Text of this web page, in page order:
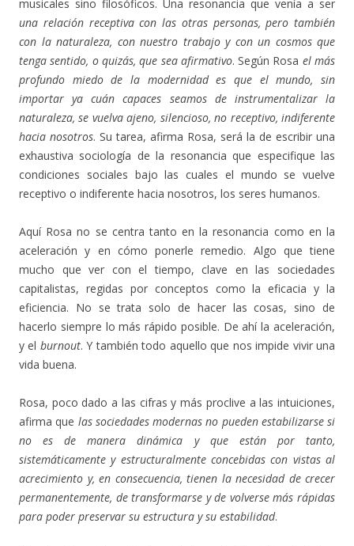
musicales sino filosóficos. Una resonancia que venía a ser
una relación receptiva con las otras personas, pero también
con la naturaleza, con nuestro trabajo y con un cosmos que
tenga sentido, o quizás, que sea afirmativo. Según Rosa el más
profundo miedo de la modernidad es que el mundo, sin
importar ya cuán capaces seamos de instrumentalizar la
naturaleza, se vuelva ajeno, silencioso, no receptivo, indiferente
hacia nosotros. Su tarea, afirma Rosa, será la de escribir una
exhaustiva sociología de la resonancia que especifique las
condiciones sociales bajo las cuales el mundo se vuelve
receptivo o indiferente hacia nosotros, los seres humanos.
Aquí Rosa no se centra tanto en la resonancia como en la
aceleración y en cómo ponerle remedio. Algo que tiene
mucho que ver con el tiempo, clave en las sociedades
capitalistas, regidas por conceptos como la eficacia y la
eficiencia. No se trata solo de hacer las cosas, sino de
hacerlo siempre lo más rápido posible. De ahí la aceleración,
y el burnout. Y también todo aquello que nos impide vivir una
vida buena.
Rosa, poco dado a las cifras y más proclive a las intuiciones,
afirma que las sociedades modernas no pueden estabilizarse si
no es de manera dinámica y que están por tanto,
sistemáticamente y estructuralmente concebidas con vistas al
acrecimiento y, en consecuencia, tienen la necesidad de crecer
permanentemente, de transformarse y de volverse más rápidas
para poder preservar su estructura y su estabilidad.